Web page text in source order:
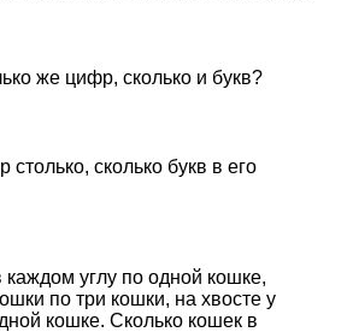
же цифр, сколько и букв?
сколько букв в его
каждом углу по одной кошке,
по три кошки, на хвосте у
кошке. Сколько кошек в